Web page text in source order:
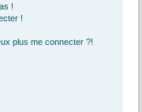
!
!
plus me connecter ?!